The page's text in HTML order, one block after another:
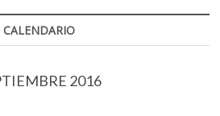
CALENDARIO
2016